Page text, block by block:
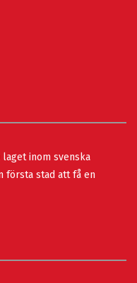
inom svenska
första stad att få en